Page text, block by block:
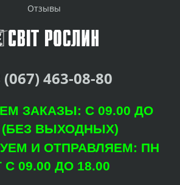
Отзывы
(067) 463-08-80
ЗАКАЗЫ: С 09.00 ДО
(БЕЗ ВЫХОДНЫХ)
И ОТПРАВЛЯЕМ: ПН
С 09.00 ДО 18.00